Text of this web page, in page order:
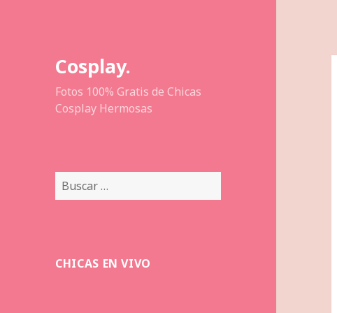
Cosplay.
Fotos 100% Gratis de Chicas
Cosplay Hermosas
Buscar:
CHICAS EN VIVO